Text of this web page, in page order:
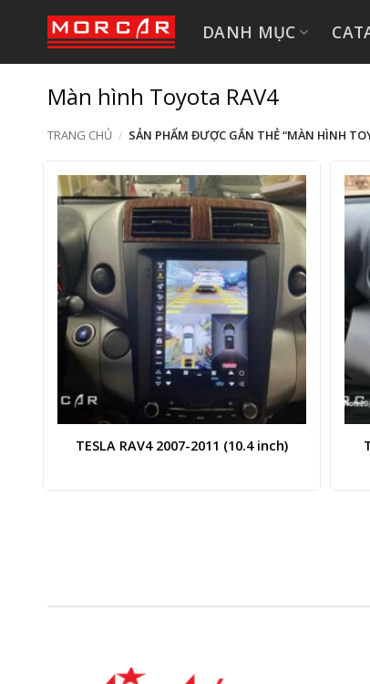
nội
DANH MỤC
Màn hình Toyota RAV4
TRANG CHỦ / SẢN PHẨM ĐƯỢC GẮN THẺ “MÀN HÌNH
+
TESLA RAV4 2007-2011 (10.4 inch)